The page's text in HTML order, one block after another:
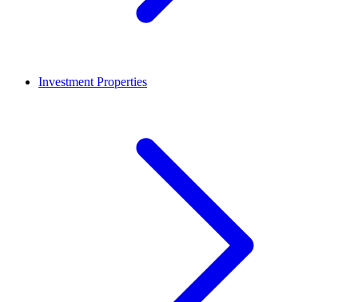
Investment Properties